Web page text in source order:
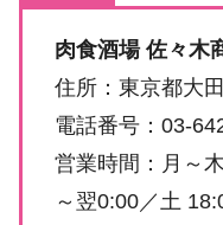
肉食酒場 佐々木
住所：東京都大
電話番号：03-
営業時間：月～
～翌0:00／土